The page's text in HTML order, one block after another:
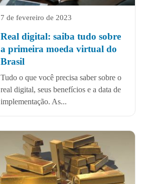
7 de fevereiro de 2023
Real digital: saiba tudo sobre
a primeira moeda virtual do
Brasil
Tudo o que você precisa saber sobre o
real digital, seus benefícios e a data de
implementação. As...